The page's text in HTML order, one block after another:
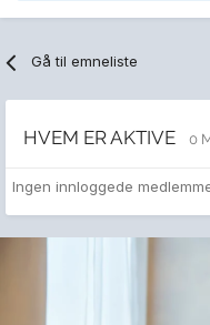
Gå til emneliste
HVEM ER AKTIVE 0
Ingen innloggede